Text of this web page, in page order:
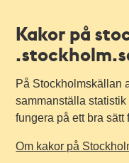
Kakor på
På Stockholmskällan
sammanställa
fungera på ett bra sätt
Om kakor på